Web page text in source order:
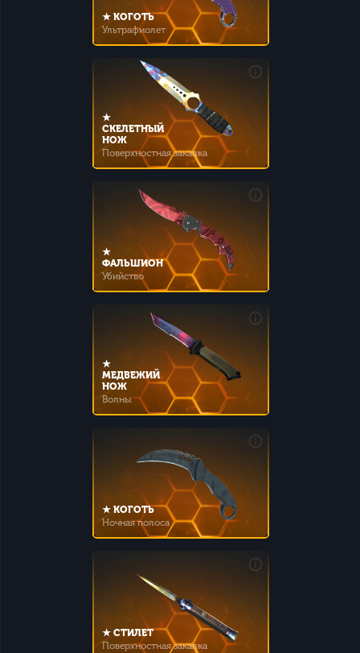
★ КОГОТЬ
Ультрафиолет
★
СКЕЛЕТНЫЙ
НОЖ
Поверхностная закалка
★
ФАЛЬШИОН
Убийство
★
МЕДВЕЖИЙ
НОЖ
Волны
★ КОГОТЬ
Ночная полоса
★ СТИЛЕТ
Поверхностная закалка